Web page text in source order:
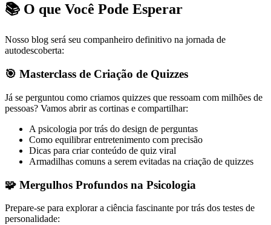
📚 O que Você Pode Esperar
Nosso blog será seu companheiro definitivo na jornada de
autodescoberta:
🎯 Masterclass de Criação de Quizzes
Já se perguntou como criamos quizzes que ressoam com milhões de
pessoas? Vamos abrir as cortinas e compartilhar:
A psicologia por trás do design de perguntas
Como equilibrar entretenimento com precisão
Dicas para criar conteúdo de quiz viral
Armadilhas comuns a serem evitadas na criação de quizzes
🧩 Mergulhos Profundos na Psicologia
Prepare-se para explorar a ciência fascinante por trás dos testes de
personalidade: